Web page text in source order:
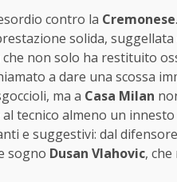
contro la Cremonese
solida,
non solo ha restituito
a dare una scossa
ma a Casa Milan
tecnico almeno un
e suggestivi: dal difensore
sogno Dusan Vlahovic,